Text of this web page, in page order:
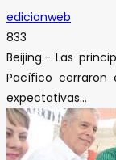
edicionweb
833
Beijing.- Las
Pacífico
expectativas...